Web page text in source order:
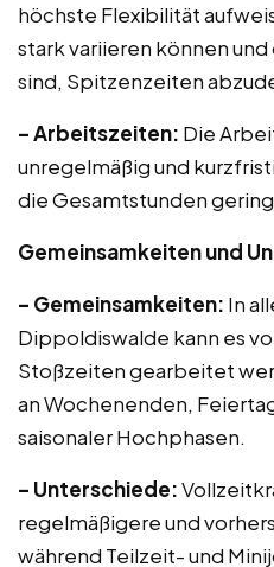
höchste Flexibilität
stark variieren können
sind, Spitzenzeiten
– Arbeitszeiten: Die
unregelmäßig und
die Gesamtstunden
Gemeinsamkeiten und
– Gemeinsamkeiten: In
Dippoldiswalde kann es
Stoßzeiten gearbeitet
an Wochenenden,
saisonaler Hochphasen.
– Unterschiede:
regelmäßigere und
während Teilzeit- und